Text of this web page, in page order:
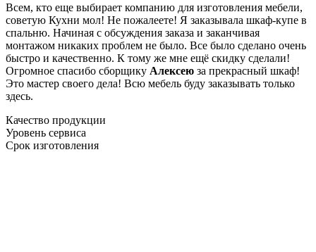
Всем, кто еще выбирает компанию для изготовления мебели,
советую Кухни мол! Не пожалеете! Я заказывала шкаф-купе в
спальню. Начиная с обсуждения заказа и заканчивая
монтажом никаких проблем не было. Все было сделано очень
быстро и качественно. К тому же мне ещё скидку сделали!
Огромное спасибо сборщику Алексею за прекрасный шкаф!
Это мастер своего дела! Всю мебель буду заказывать только
здесь.
Качество продукции
Уровень сервиса
Срок изготовления